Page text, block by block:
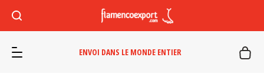
ENVOI DANS LE MONDE ENTIER